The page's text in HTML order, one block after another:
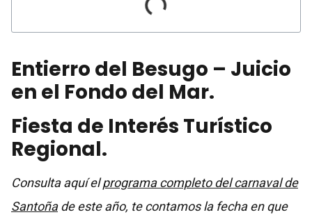
Entierro del Besugo – Juicio
en el Fondo del Mar.
Fiesta de Interés Turístico
Regional.
Consulta aquí elprograma completo del carnaval de
Santoñade este año, te contamos la fecha en que